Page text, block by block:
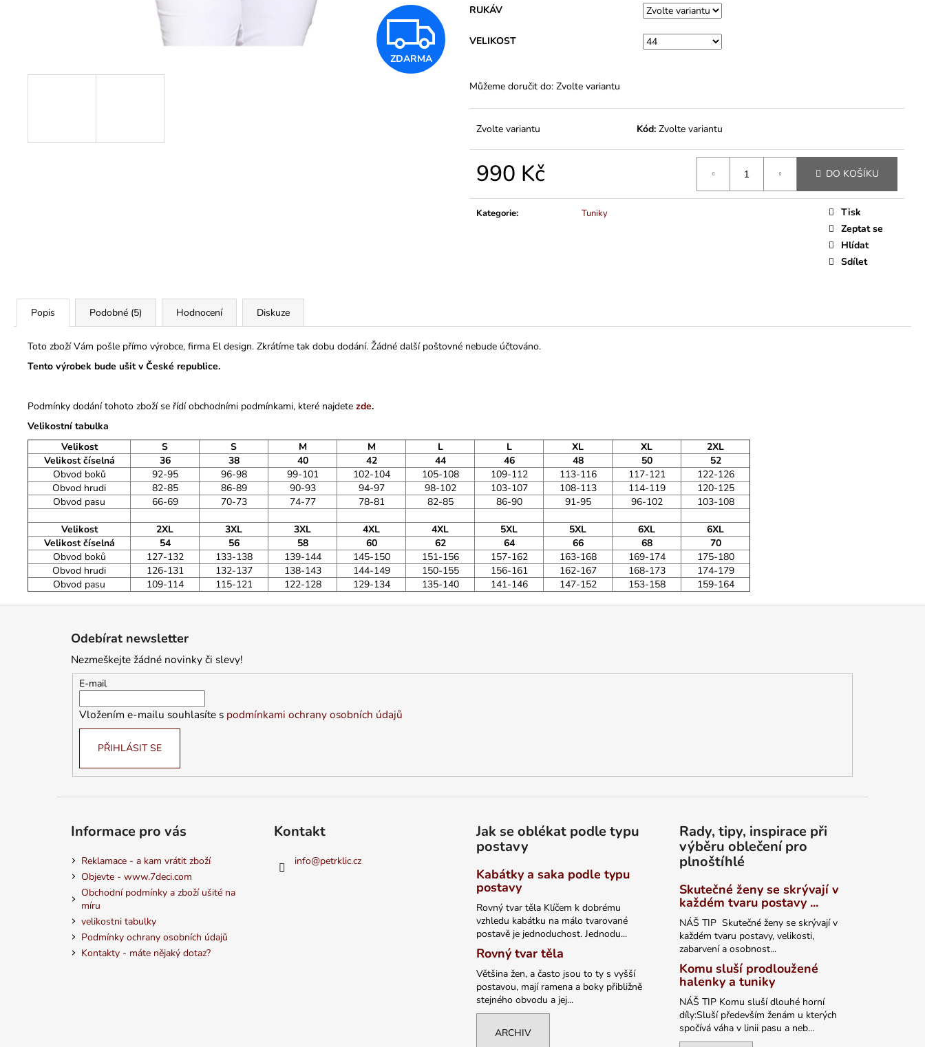
RUKÁV
VELIKOST
Můžeme doručit do: Zvolte variantu
Zvolte variantu Kód: Zvolte variantu
990 Kč DO KOŠÍKU
Kategorie: Tuniky
Tisk
Zeptat se
Hlídat
Sdílet
Z
D
ZDARMA
Popis Podobné (5) Hodnocení Diskuze
Toto zboží Vám pošle přímo výrobce, firma El design. Zkrátíme tak dobu dodání. Žádné další poštovné nebude účtováno.
Tento výrobek bude ušit v České republice.
Podmínky dodání tohoto zboží se řídí obchodními podmínkami, které najdete zde.
Velikostní tabulka
Velikost
S S M M L L XL XL
2XL
Velikost číselná
36 38 40 42 44 46 48 50
52
Obvod boků
92-95 96-98 99-101 102-104 105-108 109-112 113-116 117-121
122-126
Obvod hrudi
82-85 86-89 90-93 94-97 98-102 103-107 108-113 114-119
120-125
Obvod pasu
66-69 70-73 74-77 78-81 82-85 86-90 91-95 96-102 103-108
Velikost 2XL 3XL 3XL 4XL 4XL 5XL 5XL 6XL
6XL
Velikost číselná
54 56 58 60 62 64 66 68
70
Obvod boků
127-132 133-138 139-144 145-150 151-156 157-162 163-168 169-174
175-180
Obvod hrudi
126-131 132-137 138-143 144-149 150-155 156-161 162-167 168-173
174-179
Obvod pasu
109-114 115-121 122-128 129-134 135-140 141-146 147-152 153-158 159-164
Odebírat newsletter
Nezmeškejte žádné novinky či slevy!
E-mail
Vložením e-mailu souhlasíte s podmínkami ochrany osobních údajů
PŘIHLÁSIT SE
Informace pro vás
Reklamace - a kam vrátit zboží
Objevte - www.7deci.com
Obchodní podmínky a zboží ušité na
míru
velikostni tabulky
Podmínky ochrany osobních údajů
Kontakty - máte nějaký dotaz?
Kontakt
info@petrklic.cz
Jak se oblékat podle typu
postavy
Kabátky a saka podle typu
postavy
Rovný tvar těla Klíčem k dobrému
vzhledu kabátku na málo tvarované
postavě je jednoduchost. Jednodu...
Rovný tvar těla
Většina žen, a často jsou to ty s vyšší
postavou, mají ramena a boky přibližně
stejného obvodu a jej...
ARCHIV
Rady, tipy, inspirace při
výběru oblečení pro
plnoštíhlé
Skutečné ženy se skrývají v
každém tvaru postavy ...
NÁŠ TIP Skutečné ženy se skrývají v
každém tvaru postavy, velikosti,
zabarvení a osobnost...
Komu sluší prodloužené
halenky a tuniky
NÁŠ TIP Komu sluší dlouhé horní
díly:Sluší především ženám u kterých
spočívá váha v linii pasu a neb...